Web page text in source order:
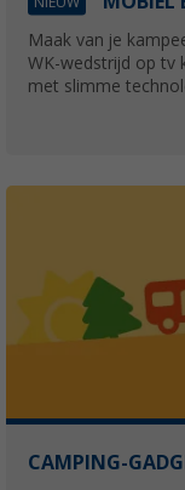
Maak van je
WK-wedstrijd op tv
met slimme
CAMPING-